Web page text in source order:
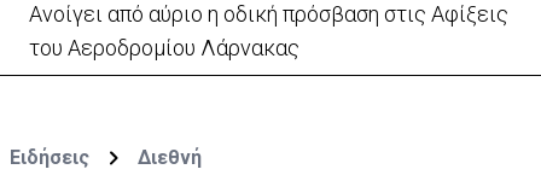
Ανοίγει από αύριο η οδική πρόσβαση στις Αφίξεις
του Αεροδρομίου Λάρνακας
Ειδήσεις Διεθνή